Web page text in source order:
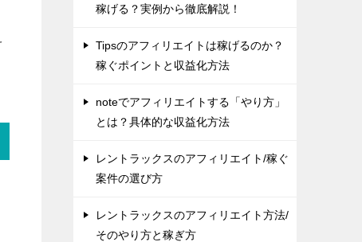
稼げる？実例から徹底解説！
Tipsのアフィリエイトは稼げるのか？
稼ぐポイントと収益化方法
noteでアフィリエイトする「やり方」
とは？具体的な収益化方法
レントラックスのアフィリエイト/稼ぐ
案件の選び方
レントラックスのアフィリエイト方法/
そのやり方と稼ぎ方